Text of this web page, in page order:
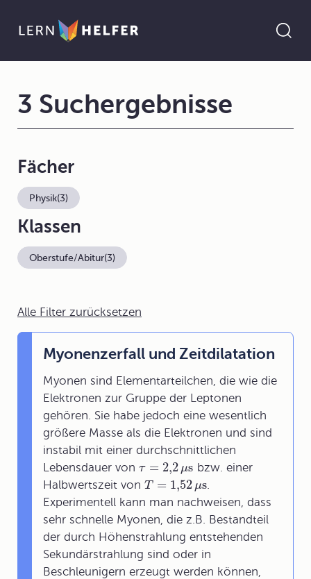
Alle Filter zurücksetzen
Myonenzerfall und Zeitdilatation
Myonen sind Elementarteilchen, die wie die
Elektronen zur Gruppe der Leptonen
gehören. Sie habe jedoch eine wesentlich
größere Masse als die Elektronen und sind
instabil mit einer durchschnittlichen
Lebensdauer von τ = 2,2 μs bzw. einer
Halbwertszeit von T = 1,52 μs.
Experimentell kann man nachweisen, dass
sehr schnelle Myonen, die z.B. Bestandteil
der durch Höhenstrahlung entstehenden
Sekundärstrahlung sind oder in
Beschleunigern erzeugt werden können,
3 Suchergebnisse
Fächer
Physik(3)
Klassen
Oberstufe/Abitur(3)